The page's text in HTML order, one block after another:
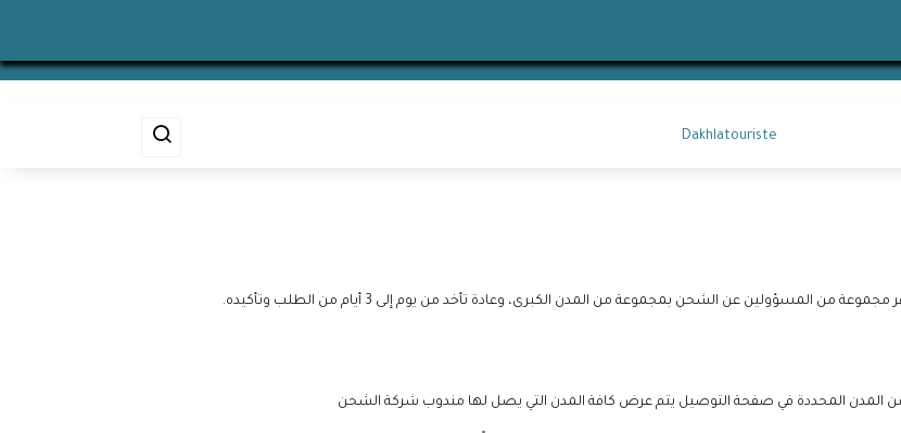
+
Dakhlatouriste
عن الشحن بمجموعة من المدن الكبرى، وعادة تأخد من يوم إلى 3 أيام من الطلب وتأكيده.
المدن المحددة في صفحة التوصيل يتم عرض كافة المدن التي يصل لها مندوب شركة الشحن